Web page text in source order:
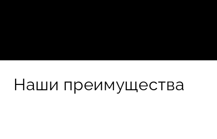
Наши преимущества